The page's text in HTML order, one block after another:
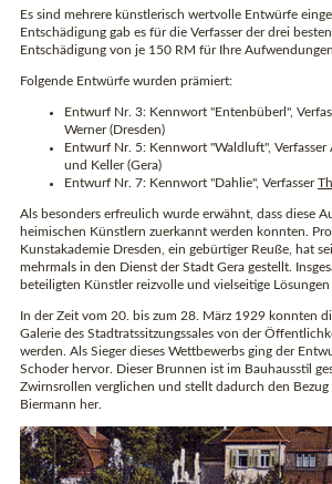
Es sind mehrere künstlerisch wertvolle Entwürfe
Entschädigung gab es für die Verfasser der drei
Entschädigung von je 150 RM für Ihre
Folgende Entwürfe wurden prämiert:
Entwurf Nr. 3: Kennwort "Entenbüberl",
Werner (Dresden)
Entwurf Nr. 5: Kennwort "Waldluft",
und Keller (Gera)
Entwurf Nr. 7: Kennwort "Dahlie", Verfasser
Als besonders erfreulich wurde erwähnt, dass diese
heimischen Künstlern zuerkannt werden konnten.
Kunstakademie Dresden, ein gebürtiger Reuße, hat
mehrmals in den Dienst der Stadt Gera gestellt.
beteiligten Künstler reizvolle und vielseitige
In der Zeit vom 20. bis zum 28. März 1929 konnten
Galerie des Stadtratssitzungssales von der
werden. Als Sieger dieses Wettbewerbs ging der
Schoder hervor. Dieser Brunnen ist im Bauhausstil
Zwirnsrollen verglichen und stellt dadurch den Bezug
Biermann her.